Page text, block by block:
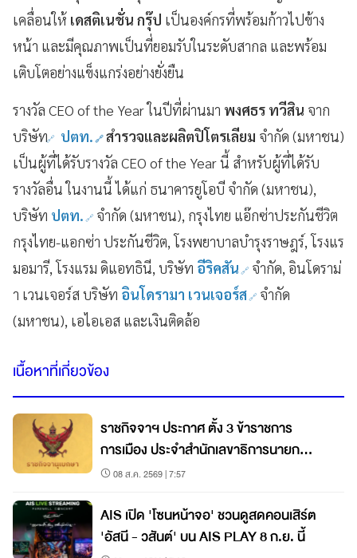
เคลื่อนให้ เดสติเนชั่น กรุ๊ป เป็นองค์กรที่พร้อมก้าวไปข้าง
หน้า และมีคุณภาพเป็นที่ยอมรับในระดับสากล และพร้อม
เติบโตอย่างแข็งแกร่งอย่างยั่งยืน
รางวัล CEO of the Year ในปีที่ผ่านมา พงศธร ทวีสิน จาก
บริษัท
ปตท. สำรวจและผลิตปิโตรเลียม จำกัด (มหาชน)
เป็นผู้ที่ได้รับรางวัล CEO of the Year นี้ สำหรับผู้ที่ได้รับ
รางวัลอื่น ในงานนี้ ได้แก่ ธนาคารยูโอบี จำกัด (มหาชน),
บริษัท ปตท. จำกัด (มหาชน), กรุงไทย แอ๊กซ่าประกันชีวิต
กรุงไทย-แอกซ่า ประกันชีวิต, โรงพยาบาลบำรุงราษฎร์, โรงแร
มอมารี, โรงแรม ดิแอทธินี, บริษัท อีริคสัน จำกัด, อินโดราม่
า เวนเจอร์ส บริษัท อินโดรามา เวนเจอร์ส จำกัด
(มหาชน), เอไอเอส และเงินติดล้อ
เนื้อหาที่เกี่ยวข้อง
ราชกิจจาฯ ประกาศ ตั้ง 3 ข้าราชการ
การเมือง ประจำสำนักเลขาธิการนายก
รัฐมนตรี
08 ส.ค. 2569 | 7:57
AIS เปิด 'โซนหน้าจอ' ชวนดูสดคอนเสิร์ต
'อัสนี - วสันต์' บน AIS PLAY 8 ก.ย. นี้